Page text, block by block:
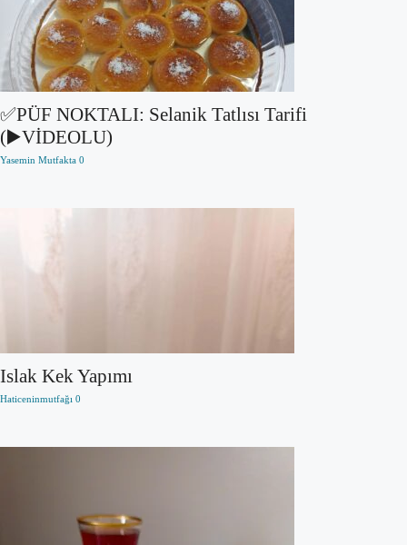
✅PÜF NOKTALI: Selanik Tatlısı Tarifi
(▶️VİDEOLU)
Yasemin Mutfakta 0
Islak Kek Yapımı
Haticeninmutfağı 0